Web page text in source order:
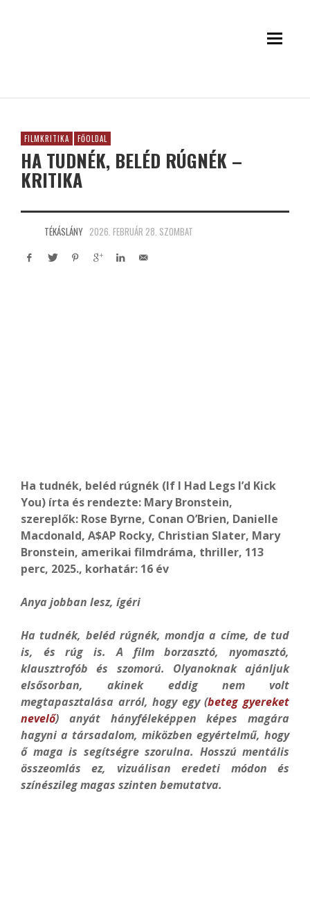
FILMKRITIKA FŐOLDAL
HA TUDNÉK, BELÉD RÚGNÉK –
KRITIKA
TÉKÁSLÁNY 2026. FEBRUÁR 28. SZOMBAT
Ha tudnék, beléd rúgnék (If I Had Legs I’d Kick
You) írta és rendezte: Mary Bronstein,
szereplők: Rose Byrne, Conan O’Brien, Danielle
Macdonald, A$AP Rocky, Christian Slater, Mary
Bronstein, amerikai filmdráma, thriller, 113
perc, 2025., korhatár: 16 év
Anya jobban lesz, ígéri
Ha tudnék, beléd rúgnék, mondja a címe, de tud
is, és rúg is.A film borzasztó, nyomasztó,
klausztrofób és szomorú. Olyanoknak ajánljuk
elsősorban, akinek eddig nem volt
megtapasztalása arról, hogy egy (beteg gyereket
nevelő) anyát hányféleképpen képes magára
hagyni a társadalom, miközben egyértelmű, hogy
ő maga is segítségre szorulna. Hosszú mentális
összeomlás ez, vizuálisan eredeti módon és
színészileg magas szinten bemutatva.